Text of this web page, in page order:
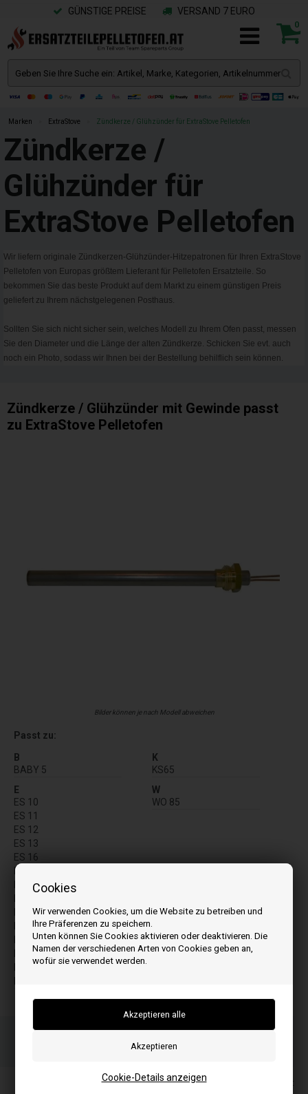
Cookies
Wir verwenden Cookies, um die Website zu betreiben und
Ihre Präferenzen zu speichern.
Unten können Sie Cookies aktivieren oder deaktivieren. Die
Namen der verschiedenen Arten von Cookies geben an,
wofür sie verwendet werden.
Cookie-Details anzeigen
GÜNSTIGE PREISE VERSAND 7 EURO
0
Marken ExtraStove Zündkerze / Glühzünder für ExtraStove Pelletofen
Zündkerze /
Glühzünder für
ExtraStove Pelletofen
Wir liefern originale Zündkerzen-Glühzünder-Hitzepatronen für Ihren ExtraStove
Pelletofen von Europas größtem Lieferant für Pelletofen Ersatzteile. So
bekommen Sie das beste Produkt auf dem Markt zu einem günstigen Preis
geliefert zu Ihrem nächstgelegenen Posthaus.
Sollten Sie sich nicht sicher sein, welches Modell zu Ihrem Ofen passt, messen
Sie den Diameter und die Länge der alten Zündkerze. Schicken Sie evt. auch
noch ein Photo, sodass wir Ihnen bei der Bestellung behilflich sein können.
Zündkerze / Glühzünder mit Gewinde passt
zu ExtraStove Pelletofen
Bilder können je nach Modell abweichen
Passt zu:
B
BABY 5
E
ES 10
ES 11
ES 12
ES 13
ES 16
ES 16C
ES A
ES C
ES R
ESP 11
ESP 13
K
KS65
W
WO 85
Bestellen Sie Ihre Artikel vor 15:00 Uhr
Ihre Bestellung wird versendet mandag
Alle Preise inkl. MwSt